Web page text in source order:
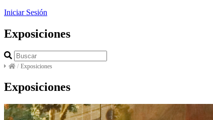
Iniciar Sesión
Exposiciones
/ Exposiciones
Exposiciones